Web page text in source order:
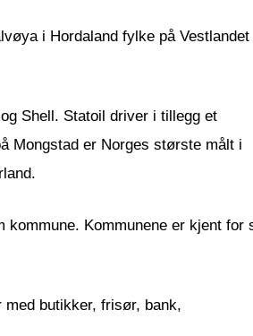
i Hordaland fylke på Vestlandet
Shell. Statoil driver i tillegg et
Mongstad er Norges største målt i
kommune. Kommunene er kjent for
butikker, frisør, bank,